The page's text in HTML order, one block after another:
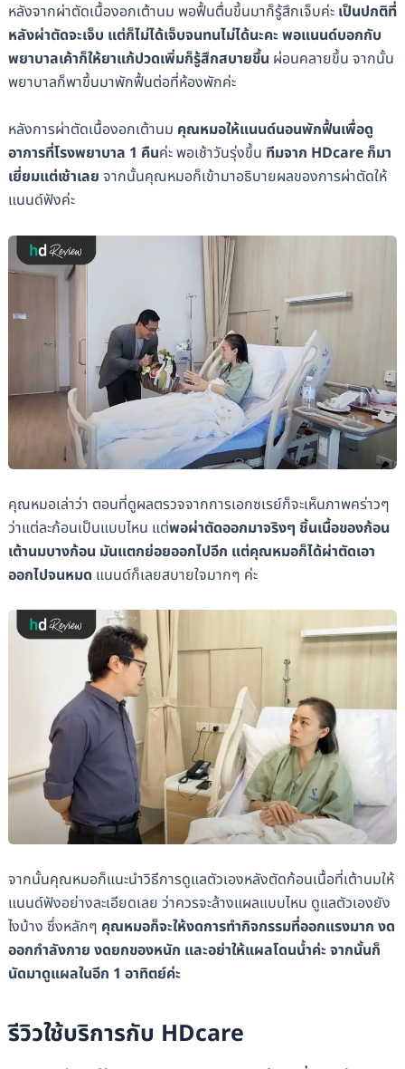
หลังจากผ่าตัดเนื้องอกเต้านม พอฟื้นตื่นขึ้นมาก็รู้สึกเจ็บค่ะ เป็นปกติที่
หลังผ่าตัดจะเจ็บ แต่ก็ไม่ได้เจ็บจนทนไม่ได้นะคะ พอแนนด์บอกกับ
พยาบาลเค้าก็ให้ยาแก้ปวดเพิ่มก็รู้สึกสบายขึ้น ผ่อนคลายขึ้น จากนั้น
พยาบาลก็พาขึ้นมาพักฟื้นต่อที่ห้องพักค่ะ
หลังการผ่าตัดเนื้องอกเต้านม คุณหมอให้แนนด์นอนพักฟื้นเพื่อดู
อาการที่โรงพยาบาล 1 คืนค่ะ พอเช้าวันรุ่งขึ้น ทีมจาก HDcare ก็มา
เยี่ยมแต่เช้าเลย จากนั้นคุณหมอก็เข้ามาอธิบายผลของการผ่าตัดให้
แนนด์ฟังค่ะ
คุณหมอเล่าว่า ตอนที่ดูผลตรวจจากการเอกซเรย์ก็จะเห็นภาพคร่าวๆ
ว่าแต่ละก้อนเป็นแบบไหน แต่พอผ่าตัดออกมาจริงๆ ชิ้นเนื้อของก้อน
เต้านมบางก้อน มันแตกย่อยออกไปอีก แต่คุณหมอก็ได้ผ่าตัดเอา
ออกไปจนหมด แนนด์ก็เลยสบายใจมากๆ ค่ะ
จากนั้นคุณหมอก็แนะนำวิธีการดูแลตัวเองหลังตัดก้อนเนื้อที่เต้านมให้
แนนด์ฟังอย่างละเอียดเลย ว่าควรจะล้างแผลแบบไหน ดูแลตัวเองยัง
ไงบ้าง ซึ่งหลักๆ คุณหมอก็จะให้งดการทำกิจกรรมที่ออกแรงมาก งด
ออกกำลังกาย งดยกของหนัก และอย่าให้แผลโดนน้ำค่ะ จากนั้นก็
นัดมาดูแผลในอีก 1 อาทิตย์ค่ะ
รีวิวใช้บริการกับ HDcare